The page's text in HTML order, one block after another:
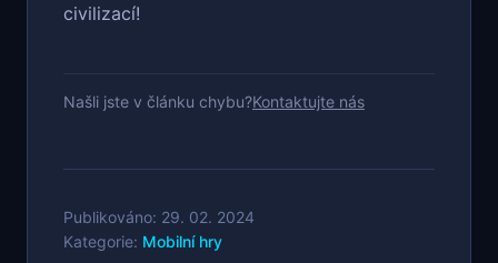
civilizací!
Našli jste v článku chybu?Kontaktujte nás
Publikováno: 29. 02. 2024
Kategorie: Mobilní hry